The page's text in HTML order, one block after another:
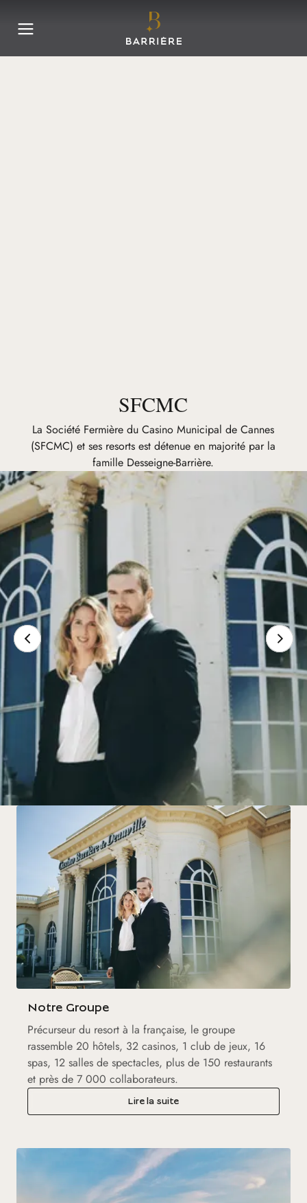
SFCMC
La Société Fermière du Casino Municipal de Cannes
(SFCMC) et ses resorts est détenue en majorité par la
famille Desseigne-Barrière.
Mot de bienvenue
Humain, luxueux, moderne, convivial... Découvrez le
savoir-faire familial du groupe Barrière.
Lire la suite
Notre Groupe
Précurseur du resort à la française, le groupe
rassemble 20 hôtels, 32 casinos, 1 club de jeux, 16
spas, 12 salles de spectacles, plus de 150 restaurants
et près de 7 000 collaborateurs.
Lire la suite